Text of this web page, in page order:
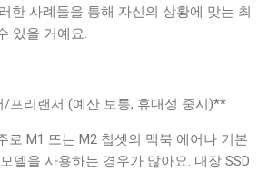
한 사례들을 통해 자신의 상황에 맞는 최
있을 거예요.
프리랜서 (예산 보통, 휴대성 중시)**
로 M1 또는 M2 칩셋의 맥북 에어나 기본
델을 사용하는 경우가 많아요. 내장 SSD